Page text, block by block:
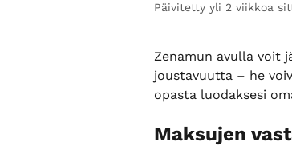
Päivitetty yli 2 viikkoa
Zenamun avulla voit
joustavuutta – he
opasta luodaksesi
Maksujen